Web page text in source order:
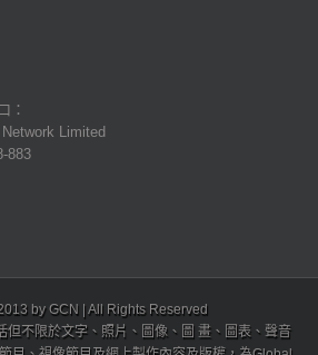
：
Limited
883
by GCN | All Rights Reserved
但不限於文字、照片、圖像、圖 畫、圖表、聲音